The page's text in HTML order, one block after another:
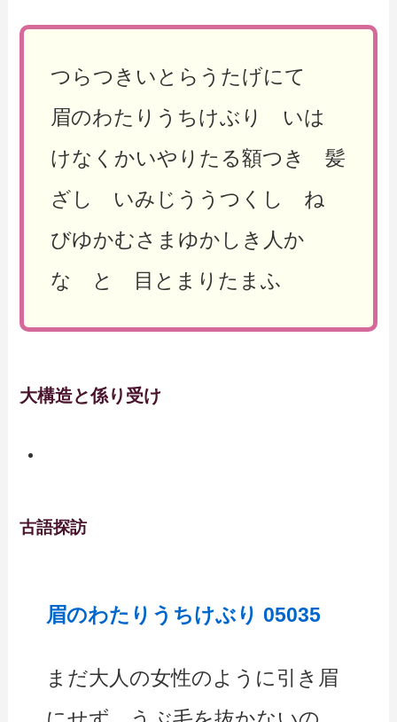
つらつきいとらうたげにて
眉のわたりうちけぶり いは
けなくかいやりたる額つき 髪
ざし いみじううつくし ね
びゆかむさまゆかしき人か
な と 目とまりたまふ
大構造と係り受け
古語探訪
眉のわたりうちけぶり 05035
まだ大人の女性のように引き眉